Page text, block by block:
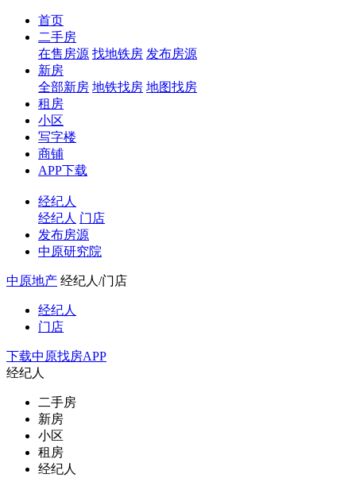
首页
二手房
在售房源 找地铁房 发布房源
新房
全部新房 地铁找房 地图找房
租房
小区
写字楼
商铺
APP下载
经纪人
经纪人 门店
发布房源
中原研究院
中原地产 经纪人/门店
经纪人
门店
下载中原找房APP
经纪人
二手房
新房
小区
租房
经纪人